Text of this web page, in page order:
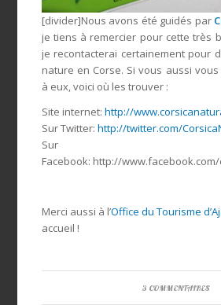
[divider]Nous avons été guidés par
je tiens à remercier pour cette très
je recontacterai certainement pour
nature en Corse. Si vous aussi
à eux, voici où les trouver :
Site internet: http://
Sur Twitter: http://twitter.com/
Sur
Facebook: http://
Merci aussi à l’Office du Tourisme
accueil !
3 COMMENTAIRES